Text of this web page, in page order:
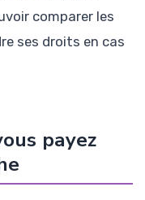
comparer les
ses droits en cas
payez